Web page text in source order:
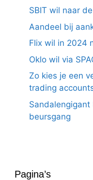
SBIT wil naar
Aandeel bij
Flix wil in 2024
Oklo wil via
Zo kies je een
trading
beursgang
Pagina’s